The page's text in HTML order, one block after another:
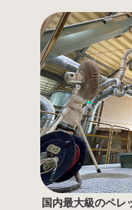
国内最大級のペレ